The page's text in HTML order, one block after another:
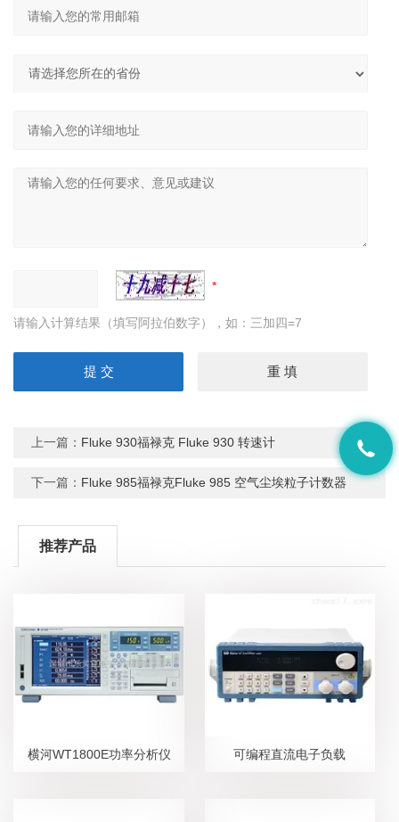
请输入计算结果（填写阿拉伯数字），如：三加四=7
上一篇： Fluke 930福禄克 Fluke 930 转速计
下一篇： Fluke 985福禄克Fluke 985 空气尘埃粒子计数器
推荐产品
横河WT1800E功率分析仪 可编程直流电子负载